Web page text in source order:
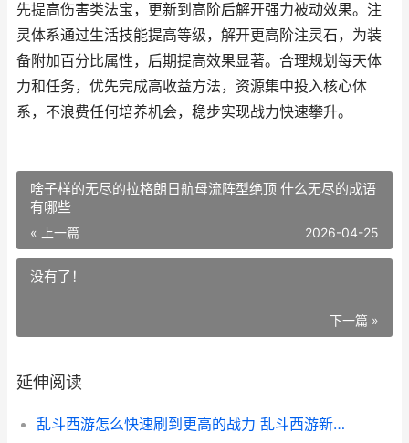
先提高伤害类法宝，更新到高阶后解开强力被动效果。注
灵体系通过生活技能提高等级，解开更高阶注灵石，为装
备附加百分比属性，后期提高效果显著。合理规划每天体
力和任务，优先完成高收益方法，资源集中投入核心体
系，不浪费任何培养机会，稳步实现战力快速攀升。
啥子样的无尽的拉格朗日航母流阵型绝顶 什么无尽的成语
有哪些
« 上一篇 2026-04-25
没有了！
下一篇 »
延伸阅读
乱斗西游怎么快速刷到更高的战力 乱斗西游新手攻略大全